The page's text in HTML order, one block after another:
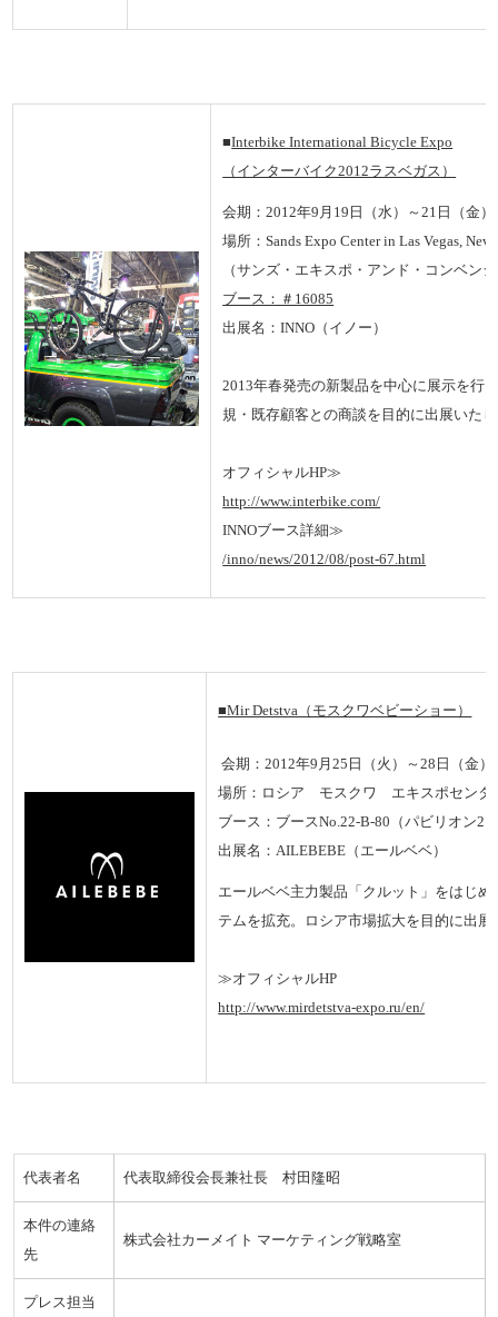
■Interbike International Bicycle Expo
（インターバイク2012ラスベガス）
会期：2012年9月19日（水）～21日（金）
場所：Sands Expo Center in Las Vegas,
（サンズ・エキスポ・アンド・コンベン
ブース：＃16085
出展名：INNO（イノー）
2013年春発売の新製品を中心に展示を行
規・既存顧客との商談を目的に出展いた
オフィシャルHP≫
http://www.interbike.com/
INNOブース詳細≫
/inno/news/2012/08/post-67.html
■Mir Detstva（モスクワベビーショー）
会期：2012年9月25日（火）～28日（金）
場所：ロシア モスクワ エキスポセンタ
ブース：ブースNo.22-B-80（パビリオン2
出展名：AILEBEBE（エールベベ）
エールベベ主力製品「クルット」をはじ
テムを拡充。ロシア市場拡大を目的に出展
≫オフィシャルHP
http://www.mirdetstva-expo.ru/en/
代表者名 代表取締役会長兼社長 村田隆昭
本件の連絡
先
株式会社カーメイト マーケティング戦略室
プレス担当